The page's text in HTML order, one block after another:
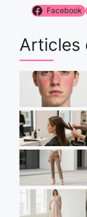
Facebook
Articles